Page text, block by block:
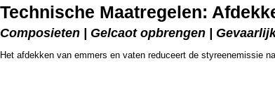
Technische Maatregelen:
Composieten | Gelcaot opbrengen |
Het afdekken van emmers en vaten reduceert de styreenemissie